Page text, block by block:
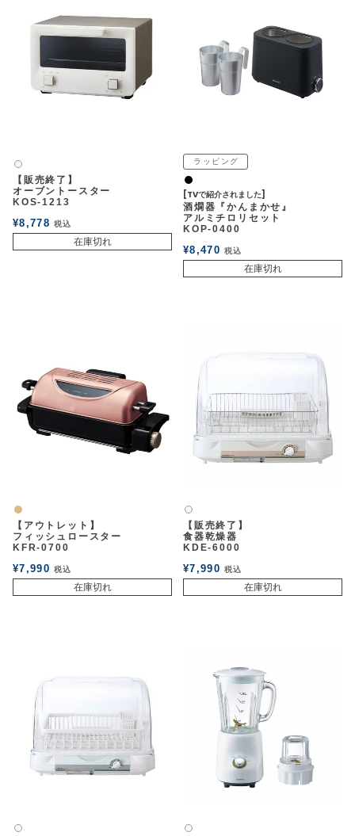
白2
【販売終了】
オーブントースター
KOS-1213
¥8,778 税込
在庫切れ
ラッピング
黒
[TVで紹介されました]
酒燗器『かんまかせ』
アルミチロリセット
KOP-0400
¥8,470 税込
在庫切れ
ナチュラル
【アウトレット】
フィッシュロースター
KFR-0700
¥7,990 税込
在庫切れ
白2
【販売終了】
食器乾燥器
KDE-6000
¥7,990 税込
在庫切れ
白2 白2